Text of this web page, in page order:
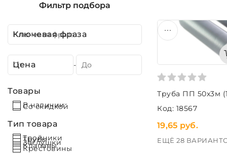
Фильтр подбора
Ключевая фраза
Цена -
Товары
В наличии
Со скидкой
Тип товара
Тройники
Трубы
Заглушки
Клапаны
Крестовины
Труба ПП 50х3м
Код: 18567
19,65 руб.
ЕЩЁ 28